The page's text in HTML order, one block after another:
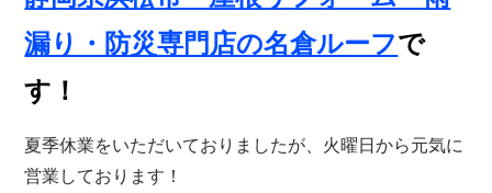
漏り・防災専門店の名倉ルーフで
す！
夏季休業をいただいておりましたが、火曜日から元気に
営業しております！